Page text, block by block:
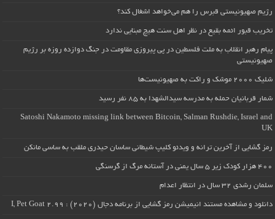
رژیم صهیونیستی قبرس را هم می‌خواهد اشغال کند؟
تخریب قبور ائمه بقیع در نظر اهل سنت هیچ مبنایی ندارد
پیام رهبر انقلاب به ملت فلسطین در پی پیروزی مقاومت در جنگ دوازده روزه بر رژیم
صهیونیستی
شلیک ۲۰۰۰ موشک و راکت به صهیونیست‌ها
شمار قربانیان حمله به مدرسه سیدالشهدا به ۸۵ نفر رسید
Satoshi Nakamoto missing link between Bitcoin, Salman Rushdie, Israel and
UK
رمز گشایی از آخرین ترانه و ویدئو کلیپ شیطانی ساسان حیدری ملقب به ساسی مانکن
۴۰۰ هزار کودک زیر ۵ سال یمنی در آستانه مرگ از گرسنگی
سلمان رشدی ۳۲ سال در انتظار اعدام
دانلود و مشاهده مستند انیمیشن رمز گشایی از برنامه دجال (۲۰۲۰) : I, Pet Goat 2.99